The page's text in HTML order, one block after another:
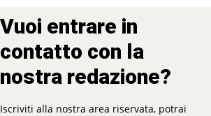
Vuoi entrare in
contatto con la
nostra redazione?
Iscriviti alla nostra area riservata, potrai